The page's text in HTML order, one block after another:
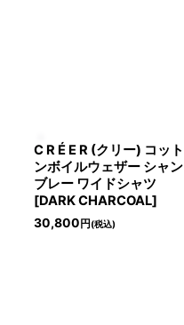
C R É E R (クリー) コット
ンボイルウェザー シャン
ブレー ワイドシャツ
[DARK CHARCOAL]
30,800 円 (税込)